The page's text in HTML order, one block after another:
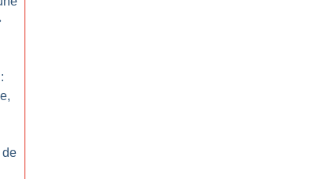
de